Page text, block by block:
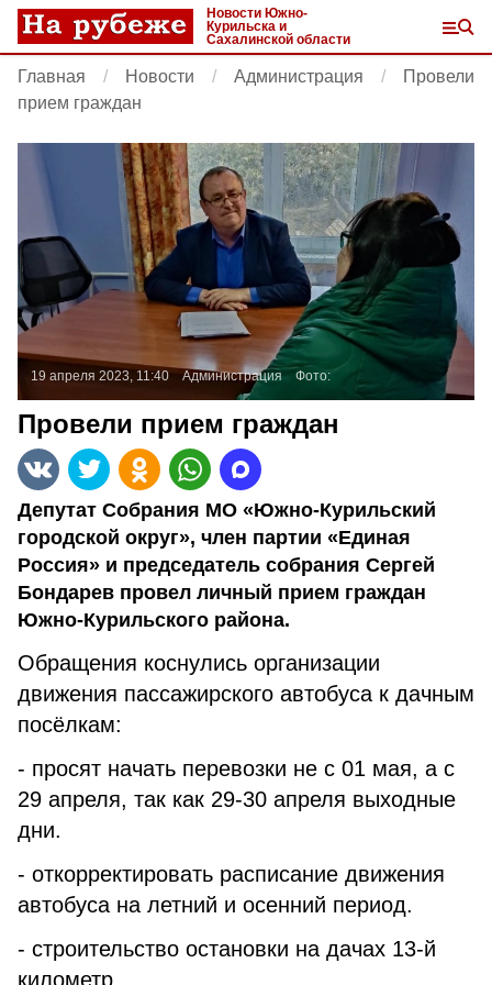
Новости Южно-
Курильска и
Сахалинской области
Главная Новости Администрация
Провели
прием граждан
19 апреля 2023, 11:40 Администрация Фото:
Провели прием граждан
Депутат Собрания МО «Южно-Курильский
городской округ», член партии «Единая
Россия» и председатель собрания Сергей
Бондарев провел личный прием граждан
Южно-Курильского района.
Обращения коснулись организации
движения пассажирского автобуса к дачным
посёлкам:
- просят начать перевозки не с 01 мая, а с
29 апреля, так как 29-30 апреля выходные
дни.
- откорректировать расписание движения
автобуса на летний и осенний период.
- строительство остановки на дачах 13-й
километр.